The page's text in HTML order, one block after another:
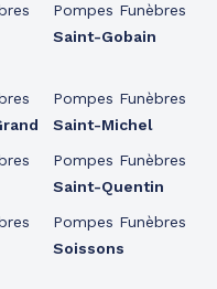
Pompes Funèbres
Saint-Gobain
Pompes Funèbres
Saint-Michel
Pompes Funèbres
Saint-Quentin
Pompes Funèbres
Soissons